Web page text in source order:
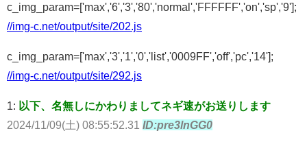
c_img_param=['max','6','3','80','normal','FFFFFF','on','sp','9'];
//img-c.net/output/site/202.js
c_img_param=['max','3','1','0','list','0009FF','off','pc','14'];
//img-c.net/output/site/292.js
1: 以下、名無しにかわりましてネギ速がお送りします
2024/11/09(土) 08:55:52.31 ID:pre3lnGG0